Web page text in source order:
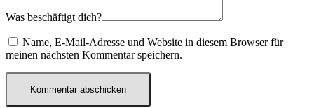
Was beschäftigt dich?
Name, E-Mail-Adresse und Website in diesem Browser für
meinen nächsten Kommentar speichern.